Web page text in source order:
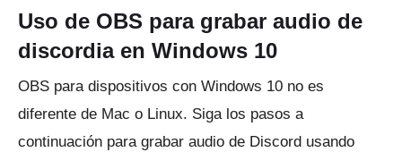
Uso de OBS para grabar audio de
discordia en Windows 10
OBS para dispositivos con Windows 10 no es
diferente de Mac o Linux. Siga los pasos a
continuación para grabar audio de Discord usando